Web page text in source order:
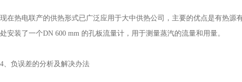
热电联产的供热形式已广泛应用于大中供热公司，主要的优点是有热源
安装了一个DN 600 mm 的孔板流量计，用于测量蒸汽的流量和用量。
负误差的分析及解决办法